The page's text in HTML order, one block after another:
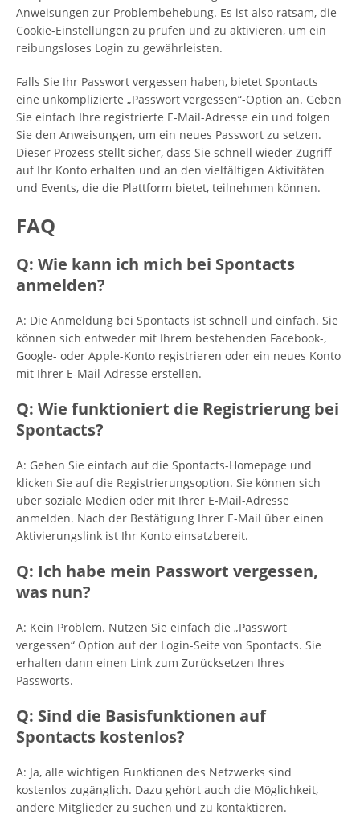
Anweisungen zur Problembehebung. Es ist also ratsam, die
Cookie-Einstellungen zu prüfen und zu aktivieren, um ein
reibungsloses Login zu gewährleisten.
Falls Sie Ihr Passwort vergessen haben, bietet Spontacts
eine unkomplizierte „Passwort vergessen“-Option an. Geben
Sie einfach Ihre registrierte E-Mail-Adresse ein und folgen
Sie den Anweisungen, um ein neues Passwort zu setzen.
Dieser Prozess stellt sicher, dass Sie schnell wieder Zugriff
auf Ihr Konto erhalten und an den vielfältigen Aktivitäten
und Events, die die Plattform bietet, teilnehmen können.
FAQ
Q: Wie kann ich mich bei Spontacts
anmelden?
A: Die Anmeldung bei Spontacts ist schnell und einfach. Sie
können sich entweder mit Ihrem bestehenden Facebook-,
Google- oder Apple-Konto registrieren oder ein neues Konto
mit Ihrer E-Mail-Adresse erstellen.
Q: Wie funktioniert die Registrierung bei
Spontacts?
A: Gehen Sie einfach auf die Spontacts-Homepage und
klicken Sie auf die Registrierungsoption. Sie können sich
über soziale Medien oder mit Ihrer E-Mail-Adresse
anmelden. Nach der Bestätigung Ihrer E-Mail über einen
Aktivierungslink ist Ihr Konto einsatzbereit.
Q: Ich habe mein Passwort vergessen,
was nun?
A: Kein Problem. Nutzen Sie einfach die „Passwort
vergessen“ Option auf der Login-Seite von Spontacts. Sie
erhalten dann einen Link zum Zurücksetzen Ihres
Passworts.
Q: Sind die Basisfunktionen auf
Spontacts kostenlos?
A: Ja, alle wichtigen Funktionen des Netzwerks sind
kostenlos zugänglich. Dazu gehört auch die Möglichkeit,
andere Mitglieder zu suchen und zu kontaktieren.